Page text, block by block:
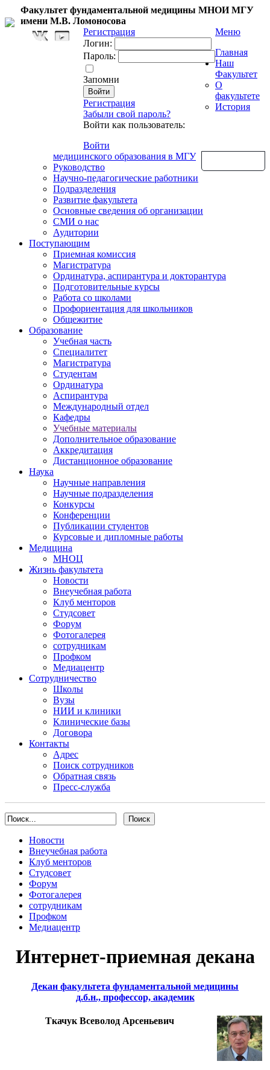
Факультет фундаментальной медицины МНОИ МГУ
имени М.В. Ломоносова
Регистрация
Логин:
Пароль:
Запомни
Регистрация
Забыли свой пароль?
Войти как пользователь:
Войти
Меню
Главная
Наш
Факультет
О
факультете
История
медицинского образования в МГУ
Руководство
Научно-педагогические работники
Подразделения
Развитие факультета
Основные сведения об организации
СМИ о нас
Аудитории
Поступающим
Приемная комиссия
Магистратура
Ординатура, аспирантура и докторантура
Подготовительные курсы
Работа со школами
Профориентация для школьников
Общежитие
Образование
Учебная часть
Специалитет
Магистратура
Студентам
Ординатура
Аспирантура
Международный отдел
Кафедры
Учебные материалы
Дополнительное образование
Аккредитация
Дистанционное образование
Наука
Научные направления
Научные подразделения
Конкурсы
Конференции
Публикации студентов
Курсовые и дипломные работы
Медицина
МНОЦ
Жизнь факультета
Новости
Внеучебная работа
Клуб менторов
Студсовет
Форум
Фотогалерея
сотрудникам
Профком
Медиацентр
Сотрудничество
Школы
Вузы
НИИ и клиники
Клинические базы
Договора
Контакты
Адрес
Поиск сотрудников
Обратная связь
Пресс-служба
Новости
Внеучебная работа
Клуб менторов
Студсовет
Форум
Фотогалерея
сотрудникам
Профком
Медиацентр
Интернет-приемная декана
Декан факультета фундаментальной медицины
д.б.н., профессор, академик
Ткачук Всеволод Арсеньевич